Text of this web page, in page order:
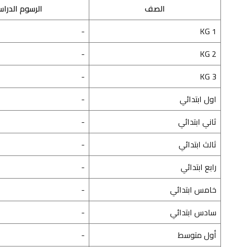
الصف
الرسوم
KG 1
-
KG 2
-
KG 3
-
اول ابتدائي
-
ثاني ابتدائي
-
ثالث ابتدائي
-
رابع ابتدائي
-
خامس ابتدائي
-
سادس ابتدائي
-
أول متوسط
-